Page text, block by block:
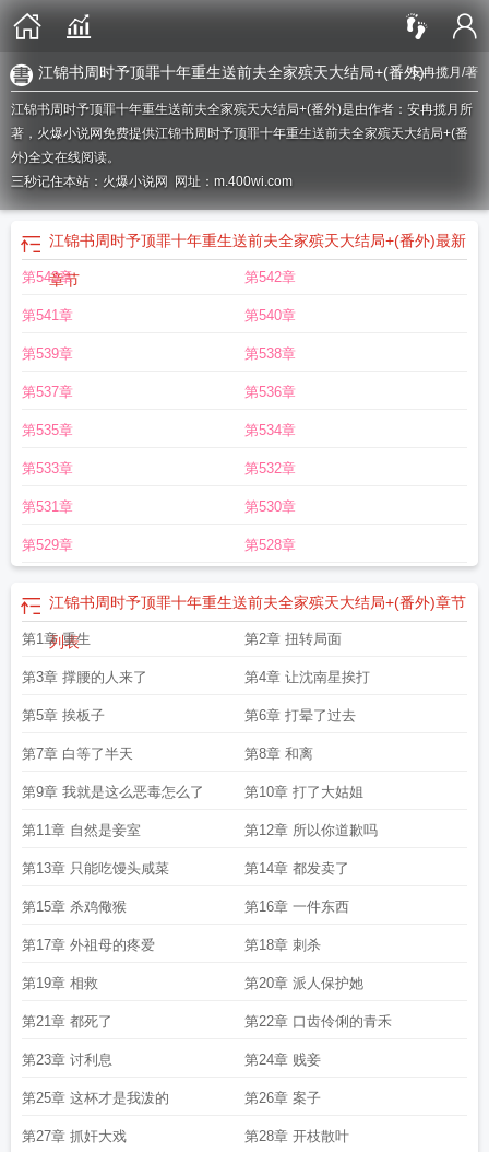
安冉揽月 /著
江锦书周时予顶罪十年重生送前夫全家殡天大结局+(番外)
江锦书周时予顶罪十年重生送前夫全家殡天大结局+(番外)是由作者：安冉揽月所
著，火爆小说网免费提供江锦书周时予顶罪十年重生送前夫全家殡天大结局+(番
外)全文在线阅读。
三秒记住本站：火爆小说网 网址：m.400wi.com
江锦书周时予顶罪十年重生送前夫全家殡天大结局+(番外)最新
章节
第543章 第542章
第541章 第540章
第539章 第538章
第537章 第536章
第535章 第534章
第533章 第532章
第531章 第530章
第529章 第528章
江锦书周时予顶罪十年重生送前夫全家殡天大结局+(番外)章节
列表
第1章 重生 第2章 扭转局面
第3章 撑腰的人来了 第4章 让沈南星挨打
第5章 挨板子 第6章 打晕了过去
第7章 白等了半天 第8章 和离
第9章 我就是这么恶毒怎么了 第10章 打了大姑姐
第11章 自然是妾室 第12章 所以你道歉吗
第13章 只能吃馒头咸菜 第14章 都发卖了
第15章 杀鸡儆猴 第16章 一件东西
第17章 外祖母的疼爱 第18章 刺杀
第19章 相救 第20章 派人保护她
第21章 都死了 第22章 口齿伶俐的青禾
第23章 讨利息 第24章 贱妾
第25章 这杯才是我泼的 第26章 案子
第27章 抓奸大戏 第28章 开枝散叶